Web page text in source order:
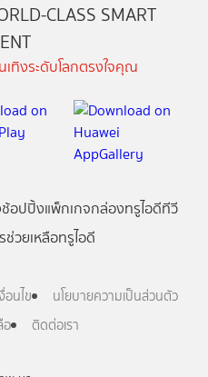
CLASS SMART
ทิงระดับโลกตรงใจคุณ
ช้อปปิ้งแพ็กเกจกล่องทรูไอดีทีวี
ช่วยเหลือทรูไอดี
อนไข
นโยบายความเป็นส่วนตัว
อ
ติดต่อเรา